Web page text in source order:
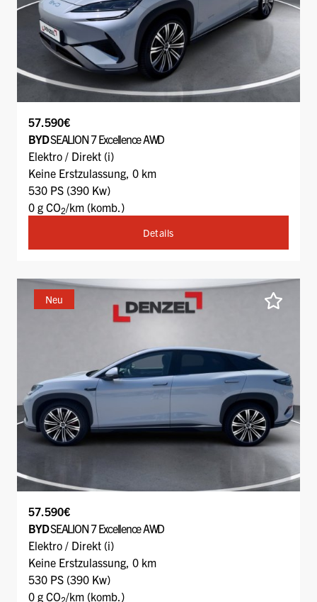
57.590€
BYDSEALION 7 Excellence AWD
Elektro / Direkt (i)
Keine Erstzulassung, 0 km
530 PS (390 Kw)
0 g CO2/km (komb.)
Details
Neu
57.590€
BYDSEALION 7 Excellence AWD
Elektro / Direkt (i)
Keine Erstzulassung, 0 km
530 PS (390 Kw)
0 g CO2/km (komb.)